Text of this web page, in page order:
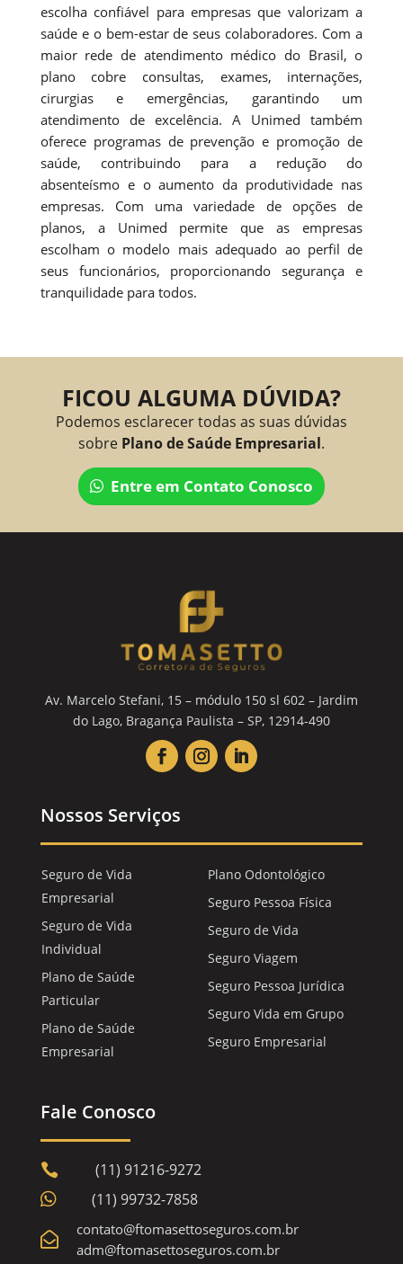
escolha confiável para empresas que valorizam a
saúde e o bem-estar de seus colaboradores. Com a
maior rede de atendimento médico do Brasil, o
plano cobre consultas, exames, internações,
cirurgias e emergências, garantindo um
atendimento de excelência. A Unimed também
oferece programas de prevenção e promoção de
saúde, contribuindo para a redução do
absenteísmo e o aumento da produtividade nas
empresas. Com uma variedade de opções de
planos, a Unimed permite que as empresas
escolham o modelo mais adequado ao perfil de
seus funcionários, proporcionando segurança e
tranquilidade para todos.
FICOU ALGUMA DÚVIDA?
Podemos esclarecer todas as suas dúvidas
sobre Plano de Saúde Empresarial.
Entre em Contato Conosco
Av. Marcelo Stefani, 15 – módulo 150 sl 602 – Jardim
do Lago, Bragança Paulista – SP, 12914-490
Nossos Serviços
Seguro de Vida
Empresarial
Seguro de Vida
Individual
Plano de Saúde
Particular
Plano de Saúde
Empresarial
Plano Odontológico
Seguro Pessoa Física
Seguro de Vida
Seguro Viagem
Seguro Pessoa Jurídica
Seguro Vida em Grupo
Seguro Empresarial
Fale Conosco
 (11) 91216-9272
 (11) 99732-7858

contato@ftomasettoseguros.com.br
adm@ftomasettoseguros.com.br